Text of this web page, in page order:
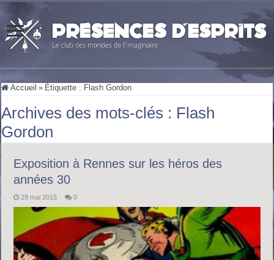
Accueil » Étiquette : Flash Gordon
Archives des mots-clés : Flash
Gordon
Exposition à Rennes sur les héros des
années 30
29 mai 2015 0